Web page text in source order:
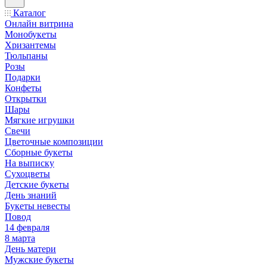
Каталог
Онлайн витрина
Монобукеты
Хризантемы
Тюльпаны
Розы
Подарки
Конфеты
Открытки
Шары
Мягкие игрушки
Свечи
Цветочные композиции
Сборные букеты
На выписку
Сухоцветы
Детские букеты
День знаний
Букеты невесты
Повод
14 февраля
8 марта
День матери
Мужские букеты